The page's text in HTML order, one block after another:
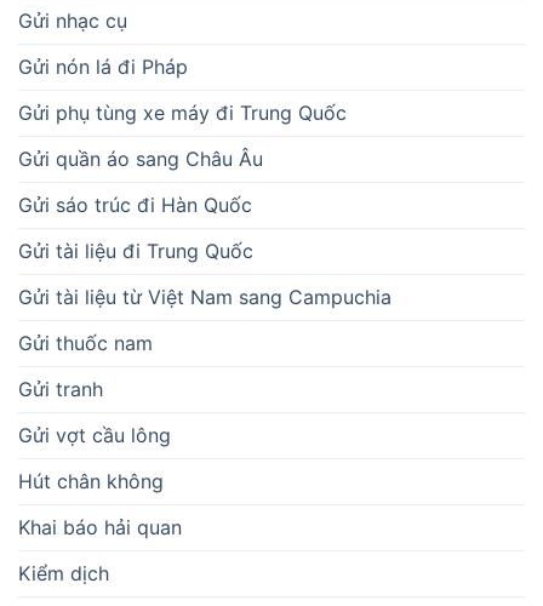
Gửi nhạc cụ
Gửi nón lá đi Pháp
Gửi phụ tùng xe máy đi Trung Quốc
Gửi quần áo sang Châu Âu
Gửi sáo trúc đi Hàn Quốc
Gửi tài liệu đi Trung Quốc
Gửi tài liệu từ Việt Nam sang Campuchia
Gửi thuốc nam
Gửi tranh
Gửi vợt cầu lông
Hút chân không
Khai báo hải quan
Kiểm dịch